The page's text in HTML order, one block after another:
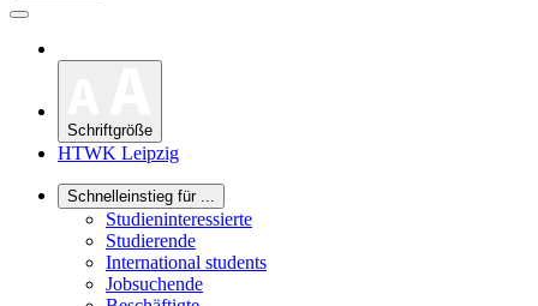
Schriftgröße
HTWK Leipzig
Schnelleinstieg für ...
Studieninteressierte
Studierende
International students
Jobsuchende